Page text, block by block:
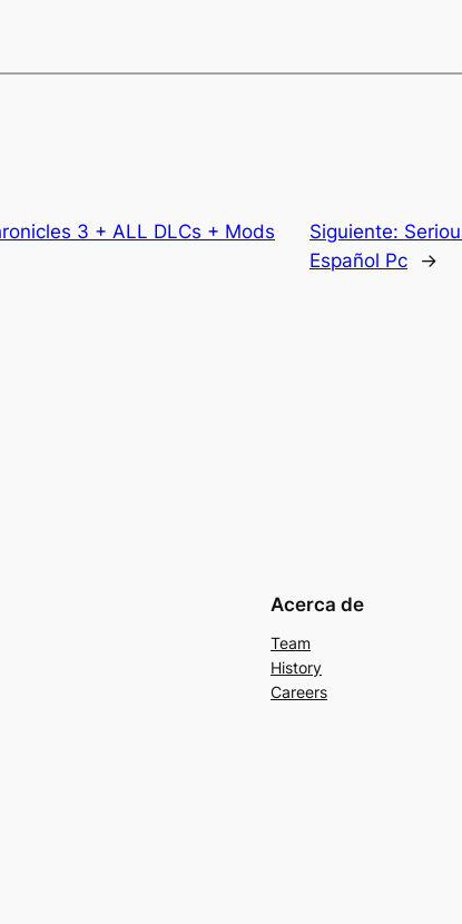
3 + ALL DLCs + Mods
Siguiente:
Español Pc
→
Acerca de
Team
History
Careers